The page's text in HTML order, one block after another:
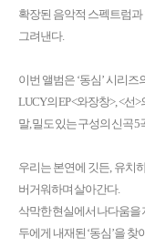
확장된 음악적 스펙트럼
그려낸다.
이번 앨범은 ‘동심’ 시리
LUCY의 EP <와장창>, <선
말, 밀도 있는 구성의 신곡
우리는 본연에 깃든, 유치
버거워하며 살아간다.
삭막한 현실에서 나다움을
두에게 내재된 ‘동심’을